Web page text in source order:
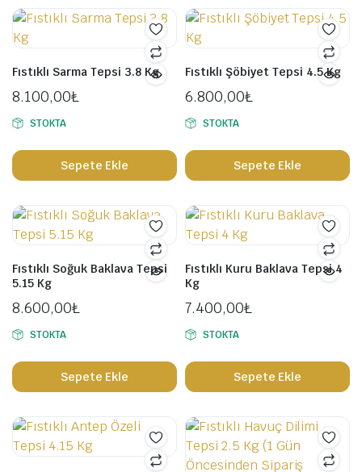
Fıstıklı Sarma Tepsi 3.8 Kg
8.100,00₺
STOKTA
Sepete Ekle
Fıstıklı Şöbiyet Tepsi 4.5 Kg
6.800,00₺
STOKTA
Sepete Ekle
Fıstıklı Soğuk Baklava Tepsi
5.15 Kg
8.600,00₺
STOKTA
Sepete Ekle
Fıstıklı Kuru Baklava Tepsi 4
Kg
7.400,00₺
STOKTA
Sepete Ekle